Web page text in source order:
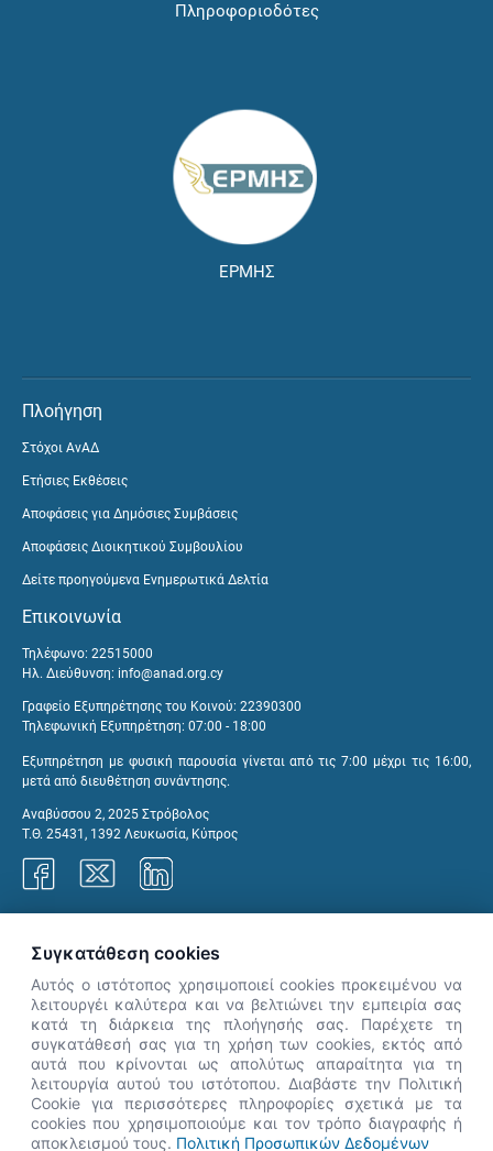
Πληροφοριοδότες
ΕΡΜΗΣ
Πλοήγηση
Στόχοι ΑνΑΔ
Ετήσιες Εκθέσεις
Αποφάσεις για Δημόσιες Συμβάσεις
Αποφάσεις Διοικητικού Συμβουλίου
Δείτε προηγούμενα Ενημερωτικά Δελτία
Επικοινωνία
Τηλέφωνο: 22515000
Ηλ. Διεύθυνση: info@anad.org.cy
Γραφείο Εξυπηρέτησης του Κοινού: 22390300
Τηλεφωνική Εξυπηρέτηση: 07:00 - 18:00
Εξυπηρέτηση με φυσική παρουσία γίνεται από τις 7:00 μέχρι τις 16:00,
μετά από διευθέτηση συνάντησης.
Αναβύσσου 2, 2025 Στρόβολος
Τ.Θ. 25431, 1392 Λευκωσία, Κύπρος
👋 Καλώς ήρθες! Είμαι η Νόησις.
Πες μου πώς μπορώ να σε βοηθήσω
σήμερα.
Συγκατάθεση cookies
Αυτός ο ιστότοπος χρησιμοποιεί cookies προκειμένου να
λειτουργέι καλύτερα και να βελτιώνει την εμπειρία σας
κατά τη διάρκεια της πλοήγησής σας. Παρέχετε τη
συγκατάθεσή σας για τη χρήση των cookies, εκτός από
αυτά που κρίνονται ως απολύτως απαραίτητα για τη
λειτουργία αυτού του ιστότοπου. Διαβάστε την Πολιτική
Cookie για περισσότερες πληροφορίες σχετικά με τα
cookies που χρησιμοποιούμε και τον τρόπο διαγραφής ή
αποκλεισμού τους. Πολιτική Προσωπικών Δεδομένων